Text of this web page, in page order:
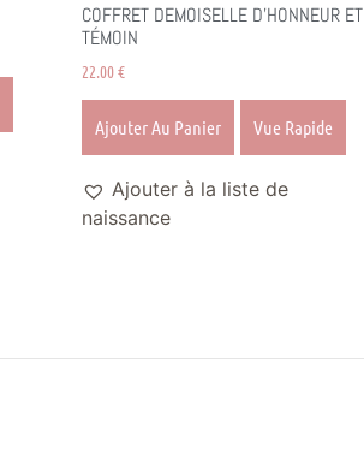
COFFRET DEMOISELLE D’HONNEUR ET
TÉMOIN
22.00€
Ajouter Au Panier Vue Rapide
Ajouter à la liste de
naissance